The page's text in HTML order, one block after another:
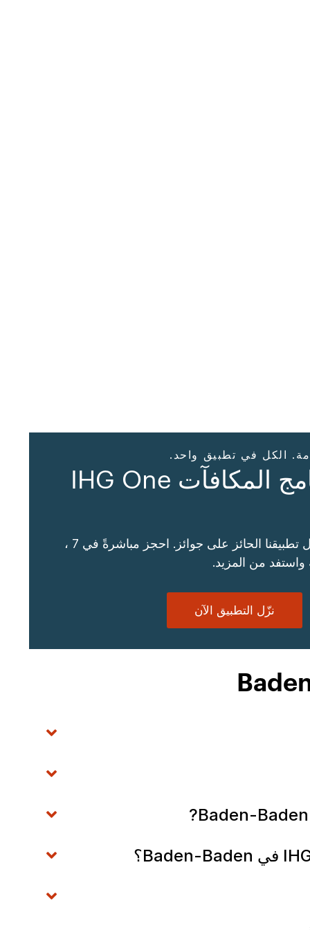
الكل في تطبيق واحد.
تطبيق برنامج المكافآت IHG One
سهّل سفرك من خلال تطبيقنا الحائز على جوائز. احجز مباشرةً في 7 ،
نزّل التطبيق الآن